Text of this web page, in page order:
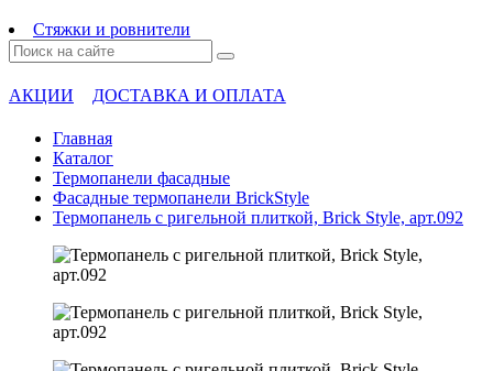
Стяжки и ровнители
АКЦИИ ДОСТАВКА И ОПЛАТА
Главная
Каталог
Термопанели фасадные
Фасадные термопанели BrickStyle
Термопанель с ригельной плиткой, Brick Style, арт.092